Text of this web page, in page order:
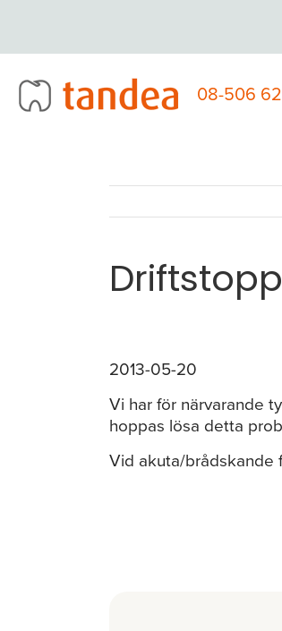
innehållet
08-506
2013-05-20
Vi har för närvarande
hoppas lösa detta
Vid akuta/brådskande